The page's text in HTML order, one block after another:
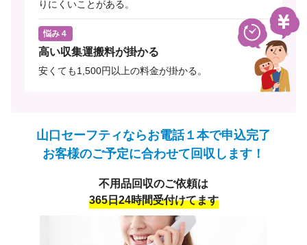
りにくいことがある。
悩み４
高い収集運搬料が掛かる
安くても1,500円以上の料金が掛かる。
山口セーフティならお電話１本で申込完了
お客様のご予定に合わせて回収します！
不用品回収のご依頼は
365日24時間受付けてます